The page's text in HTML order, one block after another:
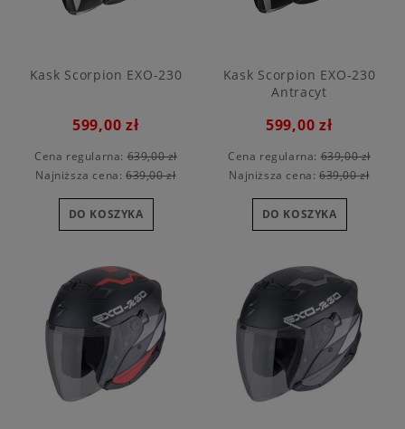
Kask Scorpion EXO-230
599,00 zł
Cena regularna:639,00 zł
Najniższa cena:639,00 zł
DO KOSZYKA
Kask Scorpion EXO-230
Antracyt
599,00 zł
Cena regularna:639,00 zł
Najniższa cena:639,00 zł
DO KOSZYKA